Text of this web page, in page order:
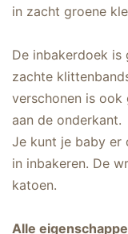
in zacht groene
De inbakerdoek is
zachte
verschonen is
aan de onderkant.
Je kunt je baby er
in inbakeren. De
katoen.
Alle